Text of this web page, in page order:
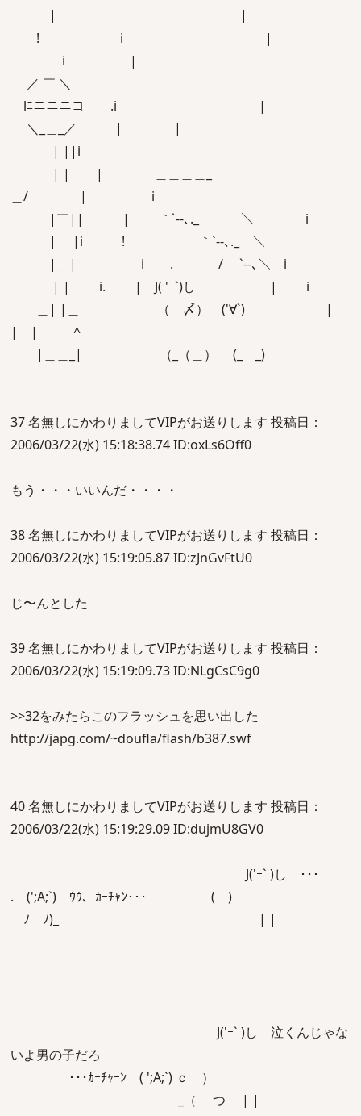
| |
! i |
i |
／ ￣ ＼
lﾆニニニコ .i |
＼_＿_／ | |
| ||i
| | | ＿＿＿＿_
＿/ | i
|￣|| | ｀`‐-､._ ＼ i
| |i ! ｀`‐-､._ ＼
|＿| i . / `‐-､＼ i
| | i. | J( 'ｰ`)し | i
＿| |＿ （ 〆） ('∀`) |
| | ^
|＿＿_| （_（＿） (_ _)
37 名無しにかわりましてVIPがお送りします 投稿日：
2006/03/22(水) 15:18:38.74 ID:oxLs6Off0
もう・・・いいんだ・・・・
38 名無しにかわりましてVIPがお送りします 投稿日：
2006/03/22(水) 15:19:05.87 ID:zJnGvFtU0
じ〜んとした
39 名無しにかわりましてVIPがお送りします 投稿日：
2006/03/22(水) 15:19:09.73 ID:NLgCsC9g0
>>32をみたらこのフラッシュを思い出した
http://japg.com/~doufla/flash/b387.swf
40 名無しにかわりましてVIPがお送りします 投稿日：
2006/03/22(水) 15:19:29.09 ID:dujmU8GV0
J('ｰ` )し ･･･
. (';A;`) ｳｳ、ｶｰﾁｬﾝ･･･ ( )
ﾉ ﾉ)_ | |
J('ｰ` )し 泣くんじゃな
いよ男の子だろ
･･･ｶｰﾁｬｰﾝ ( ';A;`) ｃ ）
_（ つ | |